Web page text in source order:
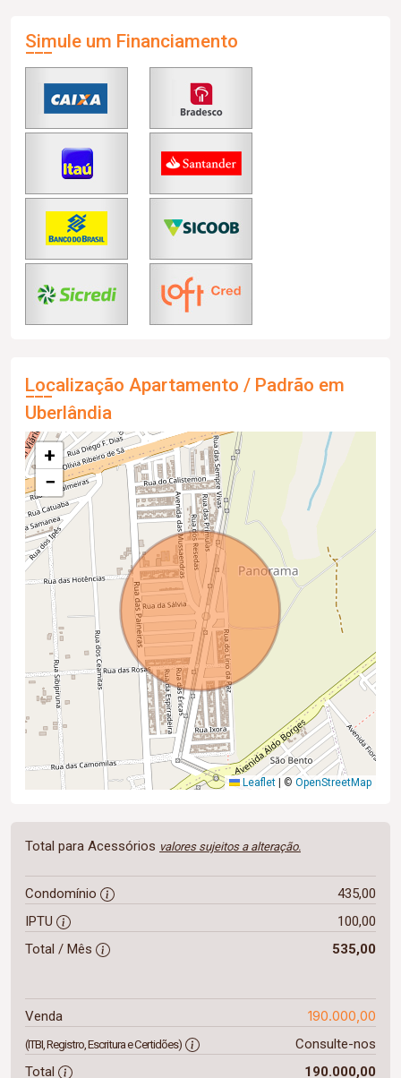
Simule um Financiamento
Localização Apartamento / Padrão em
Uberlândia
+
−
Leaflet © OpenStreetMap
Total para Acessórios valores sujeitos a alteração.
Condomínio
435,00
IPTU
100,00
Total / Mês
535,00
Venda 190.000,00
(ITBI, Registro, Escritura e Certidões)
Consulte-nos
Total
190.000,00